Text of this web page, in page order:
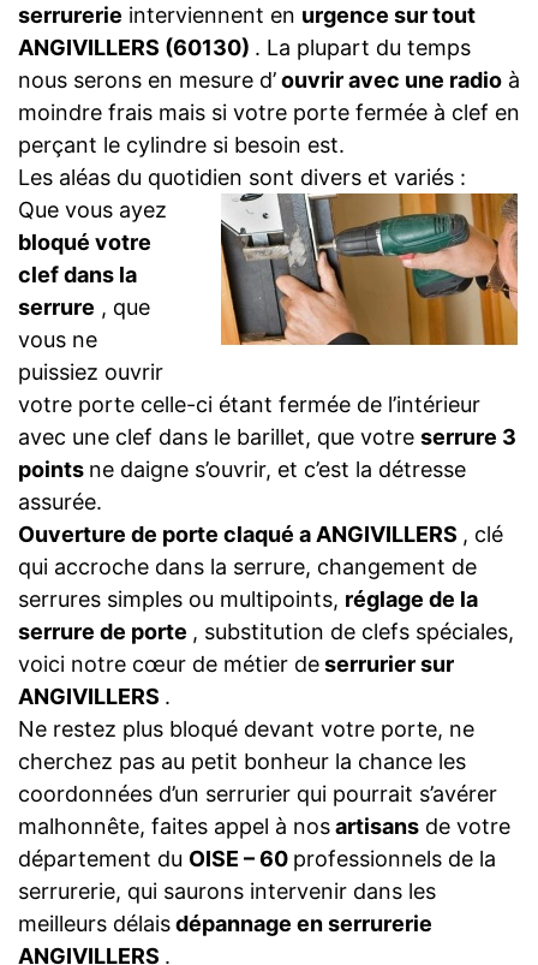
serrurerie interviennent en urgence sur tout
ANGIVILLERS (60130) . La plupart du temps
nous serons en mesure d’ouvrir avec une radio à
moindre frais mais si votre porte fermée à clef en
perçant le cylindre si besoin est.
Les aléas du quotidien sont divers et variés :
Que vous ayez
bloqué votre
clef dans la
serrure , que
vous ne
puissiez ouvrir
votre porte celle-ci étant fermée de l’intérieur
avec une clef dans le barillet, que votre serrure 3
points ne daigne s’ouvrir, et c’est la détresse
assurée.
Ouverture de porte claqué a ANGIVILLERS , clé
qui accroche dans la serrure, changement de
serrures simples ou multipoints, réglage de la
serrure de porte , substitution de clefs spéciales,
voici notre cœur de métier deserrurier sur
ANGIVILLERS .
Ne restez plus bloqué devant votre porte, ne
cherchez pas au petit bonheur la chance les
coordonnées d’un serrurier qui pourrait s’avérer
malhonnête, faites appel à nosartisans de votre
département du OISE – 60 professionnels de la
serrurerie, qui saurons intervenir dans les
meilleurs délaisdépannage en serrurerie
ANGIVILLERS .